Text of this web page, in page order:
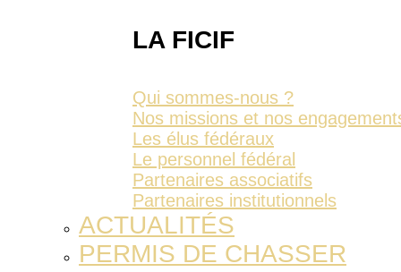
LA FICIF
Qui sommes-nous ?
Nos missions et nos
Les élus fédéraux
Le personnel fédéral
Partenaires associatifs
Partenaires institutionnels
ACTUALITÉS
PERMIS DE CHASSER